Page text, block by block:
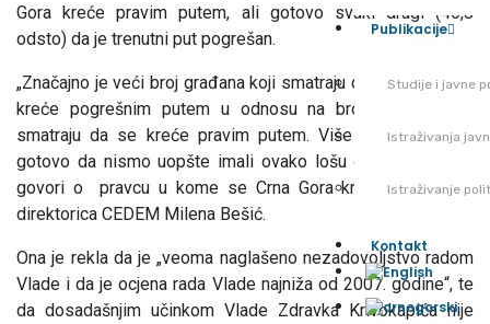
Publikacije
Studije i javne
Istraživanja
Istraživanje
Kontakt
Gora kreće pravim putem, ali gotovo svaki drugi (46,8
odsto) da je trenutni put pogrešan.
„Značajno je veći broj građana koji smatraju da se Crna Gora
kreće pogrešnim putem u odnosu na broj građana koji
smatraju da se kreće pravim putem. Više od 10 godina,
gotovo da nismo uopšte imali ovako lošu ocjenu kada se
govori o pravcu u kome se Crna Gora kreće”, kazala je
direktorica CEDEM Milena Bešić.
Ona je rekla da je „veoma naglašeno nezadovoljstvo radom
Vlade i da je ocjena rada Vlade najniža od 2007. godine“, te
da dosadašnjim učinkom Vlade Zdravka Krivokapića nije